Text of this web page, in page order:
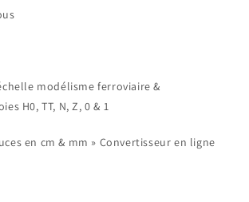
modélisme ferroviaire &
H0, TT, N, Z, 0 & 1
en cm & mm » Convertisseur en ligne